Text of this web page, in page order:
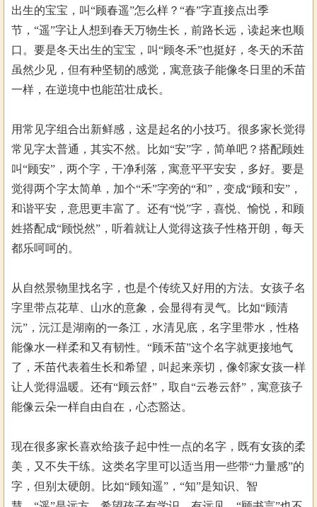
出生的宝宝，叫“顾春遥”怎么样？“春”字直接点出季
节，“遥”字让人想到春天万物生长，前路长远，读起来也顺
口。要是冬天出生的宝宝，叫“顾冬禾”也挺好，冬天的禾苗
虽然少见，但有种坚韧的感觉，寓意孩子能像冬日里的禾苗
一样，在逆境中也能茁壮成长。
用常见字组合出新鲜感，这是起名的小技巧。很多家长觉得
常见字太普通，其实不然。比如“安”字，简单吧？搭配顾姓
叫“顾安”，两个字，干净利落，寓意平平安安，多好。要是
觉得两个字太简单，加个“禾”字旁的“和”，变成“顾和安”，
和谐平安，意思更丰富了。还有“悦”字，喜悦、愉悦，和顾
姓搭配成“顾悦然”，听着就让人觉得这孩子性格开朗，每天
都乐呵呵的。
从自然景物里找名字，也是个传统又好用的方法。女孩子名
字里带点花草、山水的意象，会显得有灵气。比如“顾清
沅”，沅江是湖南的一条江，水清见底，名字里带水，性格
能像水一样柔和又有韧性。“顾禾苗”这个名字就更接地气
了，禾苗代表着生长和希望，叫起来亲切，像邻家女孩一样
让人觉得温暖。还有“顾云舒”，取自“云卷云舒”，寓意孩子
能像云朵一样自由自在，心态豁达。
现在很多家长喜欢给孩子起中性一点的名字，既有女孩的柔
美，又不失干练。这类名字里可以适当用一些带“力量感”的
字，但别太硬朗。比如“顾知遥”，“知”是知识、智